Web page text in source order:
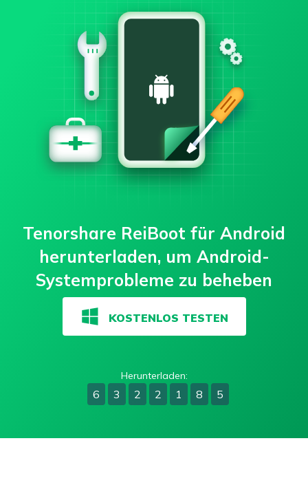
Tenorshare ReiBoot für Android
herunterladen, um Android-
Systemprobleme zu beheben
KOSTENLOS TESTEN
Herunterladen:
6 3 2 2 1 8 9